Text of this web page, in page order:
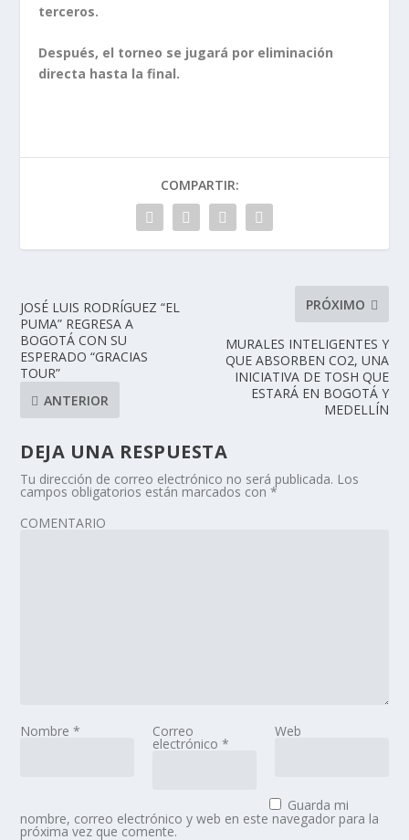
terceros.
Después, el torneo se jugará por eliminación
directa hasta la final.
COMPARTIR:
JOSÉ LUIS RODRÍGUEZ “EL
PUMA” REGRESA A
BOGOTÁ CON SU
ESPERADO “GRACIAS
TOUR”
ANTERIOR
PRÓXIMO
MURALES INTELIGENTES Y
QUE ABSORBEN CO2, UNA
INICIATIVA DE TOSH QUE
ESTARÁ EN BOGOTÁ Y
MEDELLÍN
DEJA UNA RESPUESTA
Tu dirección de correo electrónico no será publicada. Los
campos obligatorios están marcados con*
COMENTARIO
Nombre* Correo
electrónico *
Web
Guarda mi
nombre, correo electrónico y web en este navegador para la
próxima vez que comente.